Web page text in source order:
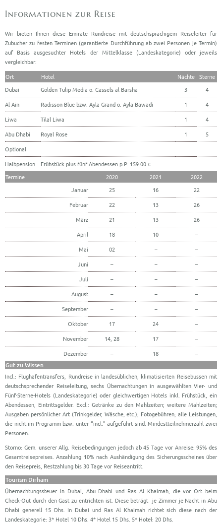
Wir bieten Ihnen diese Emirate Rundreise mit deutschsprachigem Reiseleiter für
Zubucher zu festen Terminen (garantierte Durchführung ab zwei Personen je Termin)
auf Basis ausgesuchter Hotels der Mittelklasse (Landeskategorie) oder jeweils
vergleichbar:
Ort
Hotel Nächte Sterne
Dubai
Golden Tulip Media o. Cassels al Barsha 3
4
Al Ain
Radisson Blue bzw. Ayla Grand o. Ayla Bawadi 1
4
Liwa
Tilal Liwa 1
4
Abu Dhabi
Royal Rose 1
5
Optional
Halbpension
Frühstück plus fünf Abendessen p.P. 159.00 €
Termine
2020 2021
2022
Januar
25 16
22
Februar
22 13
26
März
21 13
26
April
18 10
–
Mai
02 –
–
Juni
– –
–
Juli
– –
–
August
– –
–
September
– –
–
Oktober
17 24
–
November
14, 28 17
–
Dezember
– 18 –
Gut zu Wissen
Incl.: Flughafentransfers, Rundreise in landesüblichen, klimatisierten Reisebussen mit
deutschsprechender Reiseleitung, sechs Übernachtungen in ausgewählten Vier- und
Fünf-Sterne-Hotels (Landeskategorie) oder gleichwertigen Hotels inkl. Frühstück, ein
Abendessen, Eintrittsgelder. Excl.: Getränke zu den Mahlzeiten; weitere Mahlzeiten;
Ausgaben persönlicher Art (Trinkgelder, Wäsche, etc.); Fotogebühren; alle Leistungen,
die nicht im Programm bzw. unter “incl.” aufgeführt sind. Mindestteilnehmerzahl zwei
Personen.
Storno: Gem. unserer Allg. Reisebedingungen jedoch ab 45 Tage vor Anreise: 95% des
Gesamtreisepreises. Anzahlung 10% nach Aushändigung des Sicherungsscheines über
den Reisepreis, Restzahlung bis 30 Tage vor Reiseantritt.
Tourism Dirham
Übernachtungssteuer in Dubai, Abu Dhabi und Ras Al Khaimah, die vor Ort beim
Check-Out durch den Gast zu entrichten ist. Diese beträgt je Zimmer je Nacht in Abu
Dhabi generell 15 Dhs. In Dubai und Ras Al Khaimah richtet sich diese nach der
Landeskategorie: 3* Hotel 10 Dhs. 4* Hotel 15 Dhs. 5* Hotel: 20 Dhs.